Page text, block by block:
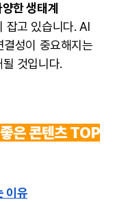
한 생태계
잡고 있습니다. AI
성이 중요해지는
것입니다.
은 콘텐츠 TOP
이유